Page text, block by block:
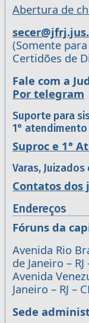
Abertura de
(Somente
Certidões de
Fale com a
Por telegram
Suporte para
1°
Suproc e 1°
Varas, Juizados
Contatos dos
Endereços
Fóruns da
Avenida Rio
de Janeiro –
Avenida
Janeiro – RJ –
Sede